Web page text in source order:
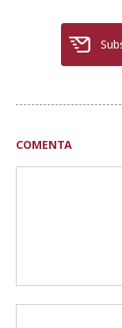
COMENTA